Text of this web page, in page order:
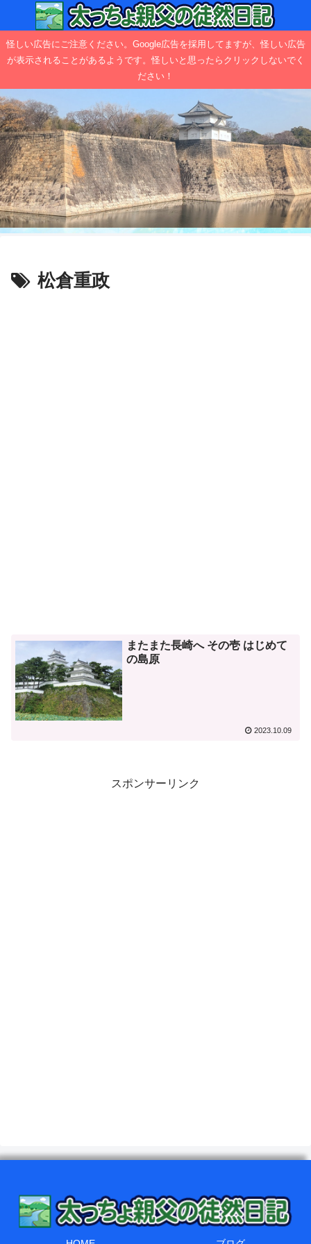
怪しい広告にご注意ください。Google広告を採用してますが、怪しい広告
が表示されることがあるようです。怪しいと思ったらクリックしないでく
ださい！
松倉重政
またまた長崎へ その壱 はじめて
の島原
2023.10.09
スポンサーリンク